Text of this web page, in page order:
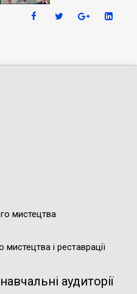
мистецтва
і реставрації
аудиторії